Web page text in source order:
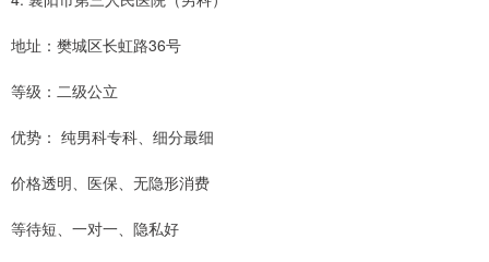
地址：樊城区长虹路36号
等级：二级公立
优势： 纯男科专科、细分最细
价格透明、医保、无隐形消费
等待短、一对一、隐私好